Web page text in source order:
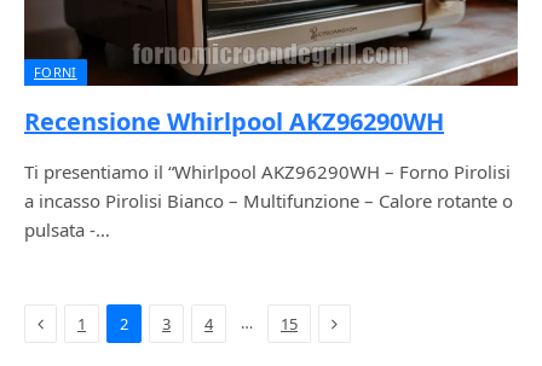
FORNI
Recensione Whirlpool AKZ96290WH
Ti presentiamo il “Whirlpool AKZ96290WH – Forno Pirolisi
a incasso Pirolisi Bianco – Multifunzione – Calore rotante o
pulsata -…
Previous
1 2 3 4 … 15 Next